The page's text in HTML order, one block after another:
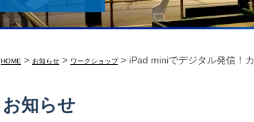
HOME > お知らせ > ワークショップ> iPad miniでデジタル発信！
お知らせ